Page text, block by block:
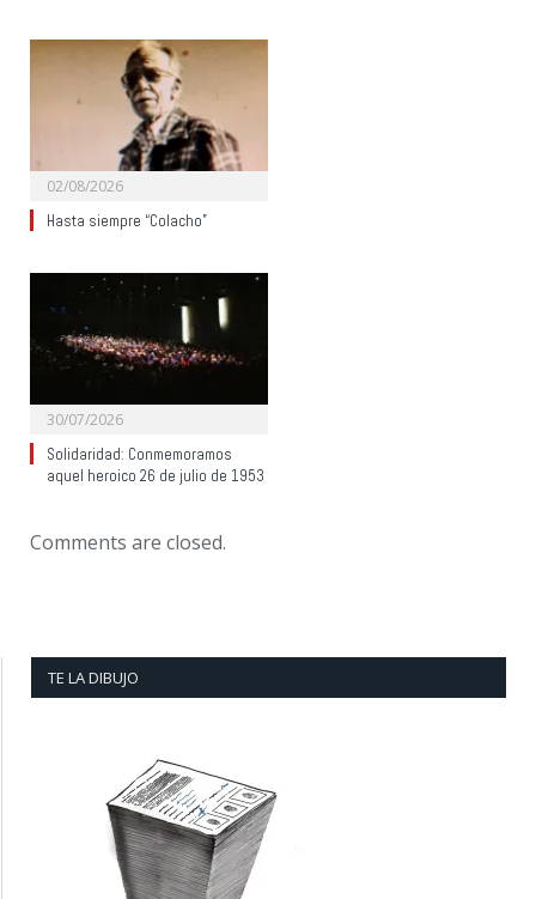
02/08/2026
Hasta siempre “Colacho”
30/07/2026
Solidaridad: Conmemoramos
aquel heroico 26 de julio de 1953
Comments are closed.
TE LA DIBUJO